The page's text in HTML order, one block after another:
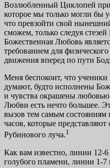
Возлюбленный Циклопей
которое мы только могли бы
что превзойти свой
сможем, только следуя
Божественная Любовь
требованием для
движения вперед по пути
Меня беспокоит, что
думают, будто исполнены
и чувства окрашены
Любви есть нечто большее.
вызов тем самым состояниям
часов, которые представляют
Рубинового луча.1
Как вам известно, линии 12-
голубого пламени, линии 1-7